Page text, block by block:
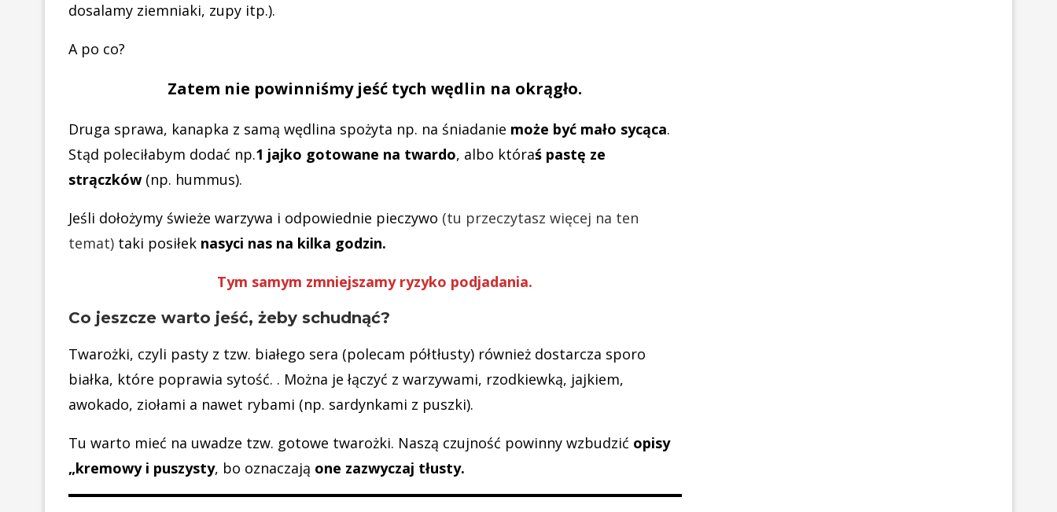
dosalamy ziemniaki, zupy itp.).
A po co?
Zatem nie powinniśmy jeść tych wędlin na okrągło.
Druga sprawa, kanapka z samą wędlina spożyta np. na śniadanie może być mało sycąca.
Stąd poleciłabym dodać np.1 jajko gotowane na twardo, albo któraś pastę ze
strączków (np. hummus).
Jeśli dołożymy świeże warzywa i odpowiednie pieczywo (tu przeczytasz więcej na ten
temat) taki posiłek nasyci nas na kilka godzin.
Tym samym zmniejszamy ryzyko podjadania.
Co jeszcze warto jeść, żeby schudnąć?
Twarożki, czyli pasty z tzw. białego sera (polecam półtłusty) również dostarcza sporo
białka, które poprawia sytość. . Można je łączyć z warzywami, rzodkiewką, jajkiem,
awokado, ziołami a nawet rybami (np. sardynkami z puszki).
Tu warto mieć na uwadze tzw. gotowe twarożki. Naszą czujność powinny wzbudzić opisy
„kremowy i puszysty, bo oznaczają one zazwyczaj tłusty.